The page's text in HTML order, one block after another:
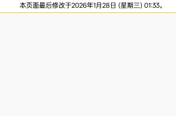
本页面最后修改于2026年1月28日 (星期三) 01:33。